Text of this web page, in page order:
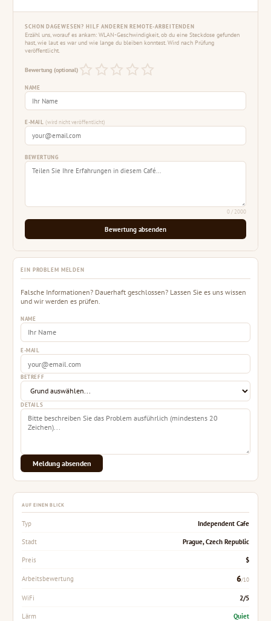
SCHON DAGEWESEN? HILF ANDEREN REMOTE-ARBEITENDEN
Erzähl uns, worauf es ankam: WLAN-Geschwindigkeit, ob du eine Steckdose gefunden
hast, wie laut es war und wie lange du bleiben konntest. Wird nach Prüfung
veröffentlicht.
Bewertung (optional)
NAME
E-MAIL(wird nicht veröffentlicht)
BEWERTUNG
0/ 2000
Bewertung absenden
EIN PROBLEM MELDEN
Falsche Informationen? Dauerhaft geschlossen? Lassen Sie es uns wissen
und wir werden es prüfen.
NAME
E-MAIL
BETREFF
DETAILS
Meldung absenden
AUF EINEN BLICK
Typ Independent Cafe
Stadt Prague, Czech Republic
Preis $
Arbeitsbewertung 6/10
WiFi 2/5
Lärm Quiet